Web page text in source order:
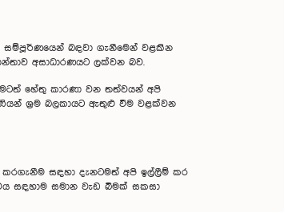
බඳවා ගැනීමෙන් වළකින
අසාධාරණයට ලක්වන බව.
හේතු කාරණා වන තත්වයන් අපි
ශ්‍රම බලකායට ඇතුළු වීම වළක්වන
සඳහා දැනටමත් අපි ඉල්ලීම් කර
සඳහාම සමාන වැඩ බිමක් සකසා